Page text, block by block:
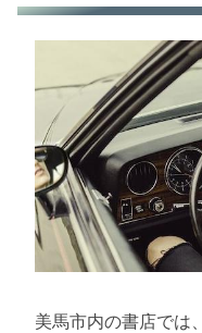
美馬市内の書店では